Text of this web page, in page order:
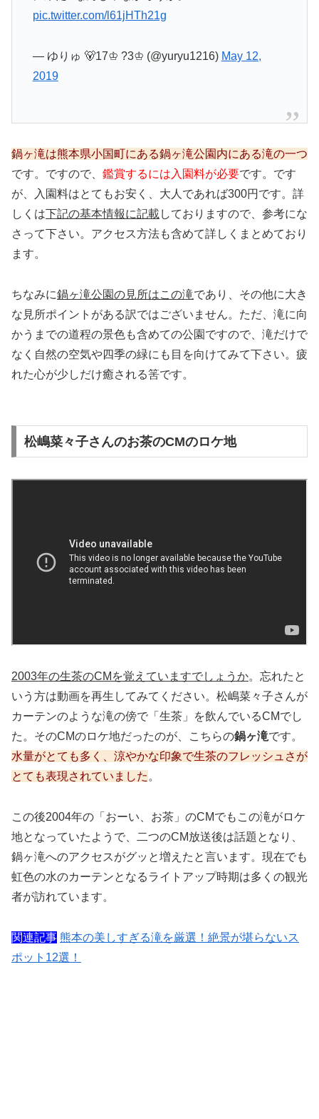
pic.twitter.com/l61jHTh21g
— ゆりゅ 🐻17♔ ?3♔ (@yuryu1216) May 12,
2019
鍋ヶ滝は熊本県小国町にある鍋ヶ滝公園内にある滝の一つ
です。ですので、 鑑賞するには入園料が必要です。です
が、入園料はとてもお安く、大人であれば300円です。詳
しくは下記の基本情報に記載 しておりますので、参考にな
さって下さい。アクセス方法も含めて詳しくまとめており
ます。
ちなみに鍋ヶ滝公園の見所はこの滝であり、その他に大き
な見所ポイントがある訳ではございません。ただ、滝に向
かうまでの道程の景色も含めての公園ですので、滝だけで
なく自然の空気や四季の緑にも目を向けてみて下さい。疲
れた心が少しだけ癒される筈です。
松嶋菜々子さんのお茶のCMのロケ地
2003年の生茶のCMを覚えていますでしょうか。忘れたと
いう方は動画を再生してみてください。松嶋菜々子さんが
カーテンのような滝の傍で「生茶」を飲んでいるCMでし
た。そのCMのロケ地だったのが、こちらの鍋ヶ滝です。
水量がとても多く、涼やかな印象で生茶のフレッシュさが
とても表現されていました 。
この後2004年の「おーい、お茶」のCMでもこの滝がロケ
地となっていたようで、二つのCM放送後は話題となり、
鍋ヶ滝へのアクセスがグッと増えたと言います。現在でも
虹色の水のカーテンとなるライトアップ時期は多くの観光
者が訪れています。
関連記事 熊本の美しすぎる滝を厳選！絶景が堪らないス
ポット12選！